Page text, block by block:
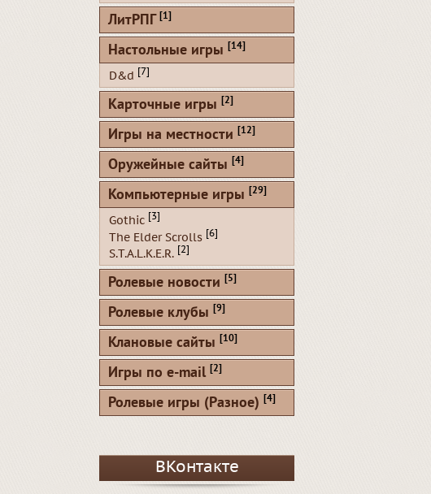
ЛитРПГ [1]
Настольные игры [14]
D&d [7]
Карточные игры [2]
Игры на местности [12]
Оружейные сайты [4]
Компьютерные игры [29]
Gothic [3]
The Elder Scrolls [6]
S.T.A.L.K.E.R. [2]
Ролевые новости [5]
Ролевые клубы [9]
Клановые сайты [10]
Игры по e-mail [2]
Ролевые игры (Разное) [4]
ВКонтакте